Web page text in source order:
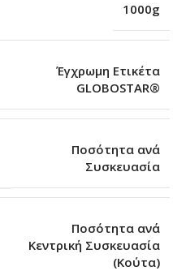
1000g
Έγχρωμη Ετικέτα
GLOBOSTAR®
Ποσότητα ανά
Συσκευασία
Ποσότητα ανά
Κεντρική Συσκευασία
(Κούτα)